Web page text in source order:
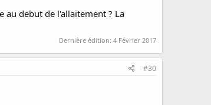
au debut de l'allaitement ? La
Dernière édition: 4 Février 2017
#30